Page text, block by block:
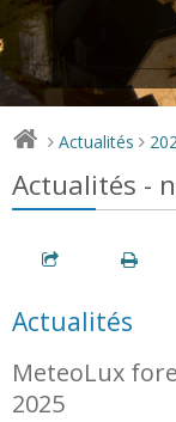
> Actualités >
Actualités -
Actualités
MeteoLux
2025